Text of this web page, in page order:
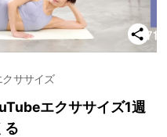
ササイズ
エクササイズ1週
る